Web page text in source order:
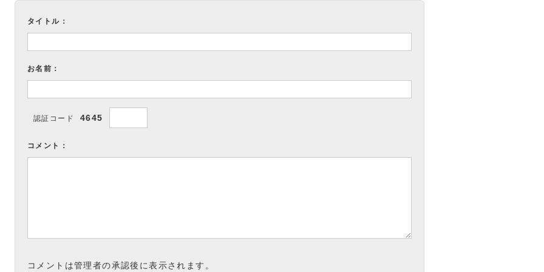
タイトル：
お名前：
認証コード 4645
コメント：
コメントは管理者の承認後に表示されます。